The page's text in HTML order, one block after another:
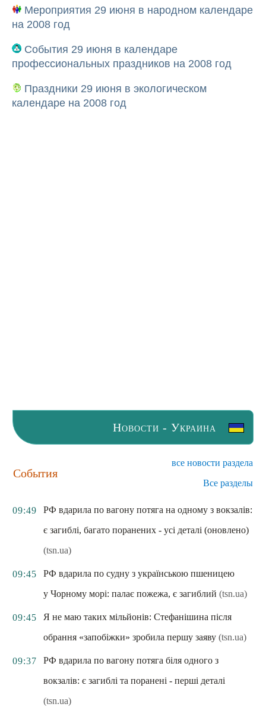
Мероприятия 29 июня в народном календаре
на 2008 год
События 29 июня в календаре
профессиональных праздников на 2008 год
Праздники 29 июня в экологическом
календаре на 2008 год
Новости - Украина
События
все новости раздела
Все разделы
09:49
РФ вдарила по вагону потяга на одному з вокзалів:
є загиблі, багато поранених - усі деталі (оновлено)
(tsn.ua)
09:45
РФ вдарила по судну з українською пшеницею
у Чорному морі: палає пожежа, є загиблий (tsn.ua)
09:45
Я не маю таких мільйонів: Стефанішина після
обрання «запобіжки» зробила першу заяву (tsn.ua)
09:37
РФ вдарила по вагону потяга біля одного з
вокзалів: є загиблі та поранені - перші деталі
(tsn.ua)